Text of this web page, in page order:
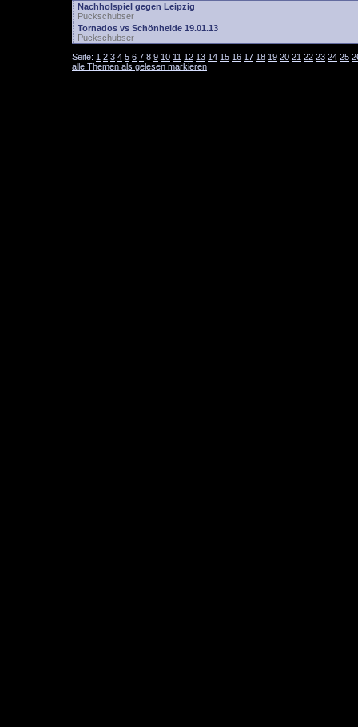
Nachholspiel gegen Leipzig
Puckschubser
Tornados vs Schönheide 19.01.13
Puckschubser
Seite: 1 2 3 4 5 6 7 8 9 10 11 12 13 14 15 16 17 18 19 20 21 22 23 24 25
alle Themen als gelesen markieren